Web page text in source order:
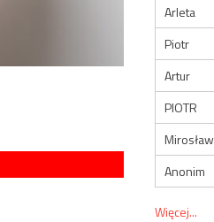
Arleta
Piotr
Artur
PIOTR
Mirosław
Anonim
Więcej...